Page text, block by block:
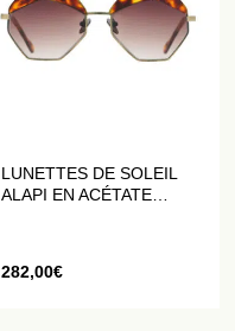
LUNETTES DE SOLEIL
ALAPI EN ACÉTATE
282,00€